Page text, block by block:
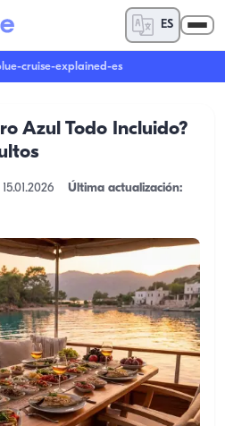
ES
cruise-explained-es
Azul Todo Incluido?
15.01.2026
Última actualización: